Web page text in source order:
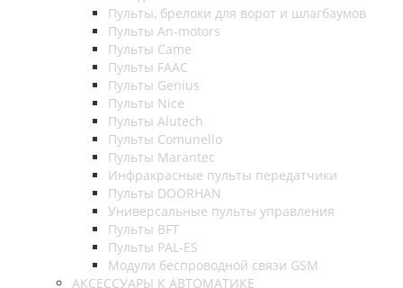
Пульты, брелоки для ворот и шлагбаумов
Пульты An-motors
Пульты Came
Пульты FAAC
Пульты Genius
Пульты Nice
Пульты Alutech
Пульты Сomunello
Пульты Marantec
Инфракрасные пульты передатчики
Пульты DOORHAN
Универсальные пульты управления
Пульты BFT
Пульты PAL-ES
Модули беспроводной связи GSM
АКСЕССУАРЫ К АВТОМАТИКЕ